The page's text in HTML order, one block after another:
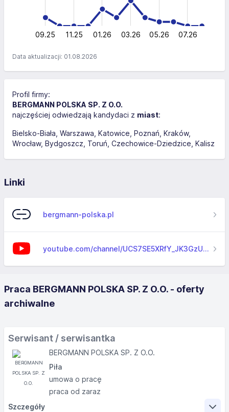
L
09.25 11.25 01.26 03.26 05.26 07.26
Data aktualizacji: 01.08.2026
Profil firmy:
BERGMANN POLSKA SP. Z O.O.
najczęściej odwiedzają kandydaci z miast:
Bielsko-Biała Warszawa Katowice Poznań Kraków
Wrocław Bydgoszcz Toruń Czechowice-Dziedzice Kalisz
Linki
bergmann-polska.pl
youtube.com/channel/UCS7SE5XRfY_JK3GzUoFNmjw
Praca BERGMANN POLSKA SP. Z O.O. - oferty
archiwalne
Serwisant / serwisantka
BERGMANN POLSKA SP. Z O.O.
Piła
umowa o pracę
praca od zaraz
Szczegóły